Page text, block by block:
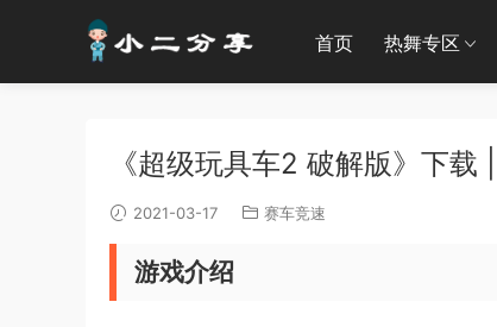
首页 热舞专区
《超级玩具车2 破解版》下
2021-03-17 赛车竞速
游戏介绍